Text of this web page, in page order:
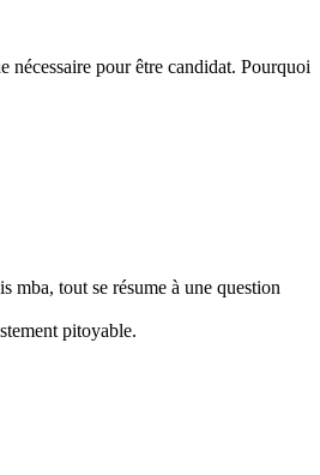
nécessaire pour être candidat. Pourquoi
mba, tout se résume à une question
pitoyable.